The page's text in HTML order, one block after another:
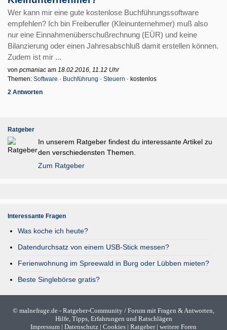
Wer kann mir eine gute kostenlose Buchführungssoftware
empfehlen? Ich bin Freiberufler (Kleinunternehmer) muß also
nur eine Einnahmenüberschußrechnung (EÜR) und keine
Bilanzierung oder einen Jahresabschluß damit erstellen können.
Zudem ist mir ...
von pcmaniac am 18.02.2016, 11.12 Uhr
Themen: Software · Buchführung · Steuern · kostenlos
2 Antworten
Ratgeber
In unserem Ratgeber findest du interessante Artikel zu
den verschiedensten Themen.
Zum Ratgeber
Interessante Fragen
Was koche ich heute?
Datendurchsatz von einem USB-Stick messen?
Ferienwohnung im Spreewald in Burg oder Lübben mieten?
Beste Singlebörse gratis?
© malnefrage.de - Ratgeber-Community / Forum mit Fragen & Antworten,
Hilfe, Tipps, Erfahrungen und Ratschlägen
Impressum | Datenschutz | Cookies | Ratgeber| weitere Foren